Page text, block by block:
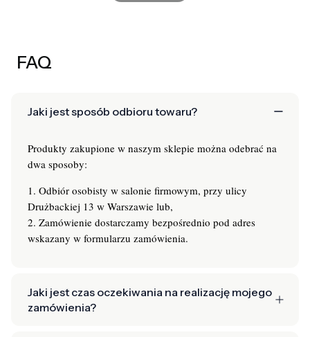
FAQ
Jaki jest sposób odbioru towaru?
Produkty zakupione w naszym sklepie można odebrać na
dwa sposoby:
1. Odbiór osobisty w salonie firmowym, przy ulicy
Drużbackiej 13 w Warszawie lub,
2. Zamówienie dostarczamy bezpośrednio pod adres
wskazany w formularzu zamówienia.
Jaki jest czas oczekiwania na realizację mojego
zamówienia?